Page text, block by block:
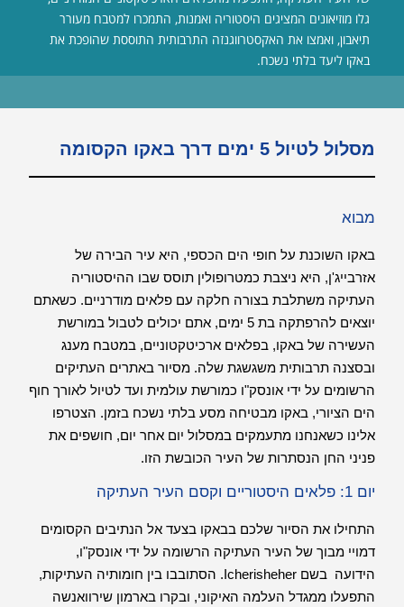
גלו מוזיאונים המציגים היסטוריה ואמנות, התמכרו למטבח מעורר
תיאבון, ואמצו את האקסטרווגנזה התרבותית התוססת שהופכת את
באקו ליעד בלתי נשכח.
מסלול לטיול 5 ימים דרך באקו הקסומה
מבוא
באקו השוכנת על חופי הים הכספי, היא עיר הבירה של
אזרבייג'ן, היא ניצבת כמטרופולין תוסס שבו ההיסטוריה
העתיקה משתלבת בצורה חלקה עם פלאים מודרניים. כשאתם
יוצאים להרפתקה בת 5 ימים, אתם יכולים לטבול במורשת
העשירה של באקו, בפלאים ארכיטקטוניים, במטבח מענג
ובסצנה תרבותית משגשגת שלה. מסיור באתרים העתיקים
הרשומים על ידי אונסק"ו כמורשת עולמית ועד לטיול לאורך חוף
הים הציורי, באקו מבטיחה מסע בלתי נשכח בזמן. הצטרפו
אלינו כשאנחנו מתעמקים במסלול יום אחר יום, חושפים את
פניני החן הנסתרות של העיר הכובשת הזו.
יום 1: פלאים היסטוריים וקסם העיר העתיקה
התחילו את הסיור שלכם בבאקו בצעד אל הנתיבים הקסומים
דמויי מבוך של העיר העתיקה הרשומה על ידי אונסק"ו,
הידועה בשם Icherisheher. הסתובבו בין חומותיה העתיקות,
התפעלו ממגדל העלמה האיקוני, ובקרו בארמון שירוואנשה